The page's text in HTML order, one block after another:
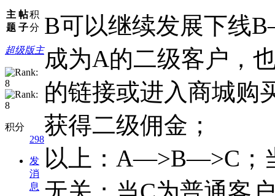
主
题
帖
子
积
分
超级版主
积分
298
发
消
息
B可以继续发展下线
成为A的二级客户，
的链接或进入商城购
获得二级佣金；
以上：A—>B—>C；